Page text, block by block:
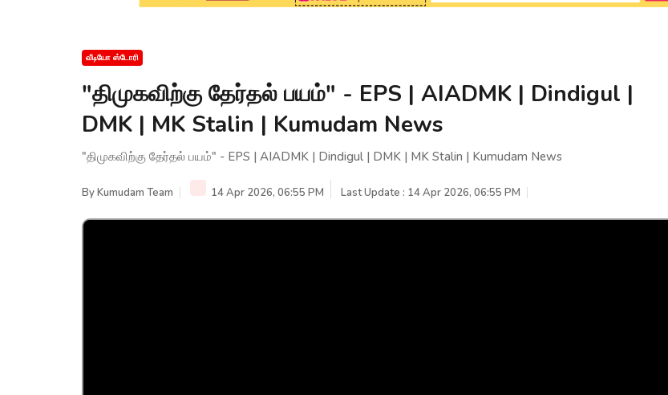
வீடியோ ஸ்டோரி
"திமுகவிற்கு தேர்தல் பயம்" - EPS | AIADMK | Dindigul |
DMK | MK Stalin | Kumudam News
"திமுகவிற்கு தேர்தல் பயம்" - EPS | AIADMK | Dindigul | DMK | MK Stalin | Kumudam News
ByKumudam Team 14 Apr 2026, 06:55 PM Last Update : 14 Apr 2026, 06:55 PM